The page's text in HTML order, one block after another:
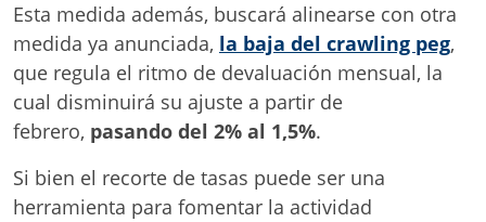
Esta medida además, buscará alinearse con otra
medida ya anunciada, la baja del crawling peg,
que regula el ritmo de devaluación mensual, la
cual disminuirá su ajuste a partir de
febrero, pasando del 2% al 1,5%.
Si bien el recorte de tasas puede ser una
herramienta para fomentar la actividad